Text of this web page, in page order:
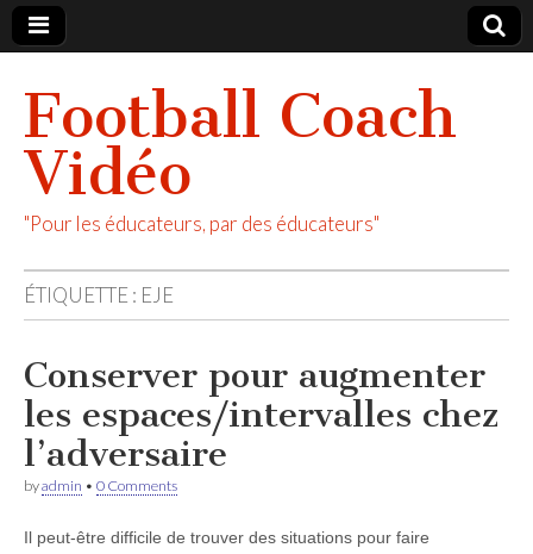
Football Coach
Vidéo
"Pour les éducateurs, par des éducateurs"
ÉTIQUETTE : EJE
Conserver pour augmenter
les espaces/intervalles chez
l’adversaire
byadmin • 0 Comments
Il peut-être difficile de trouver des situations pour faire